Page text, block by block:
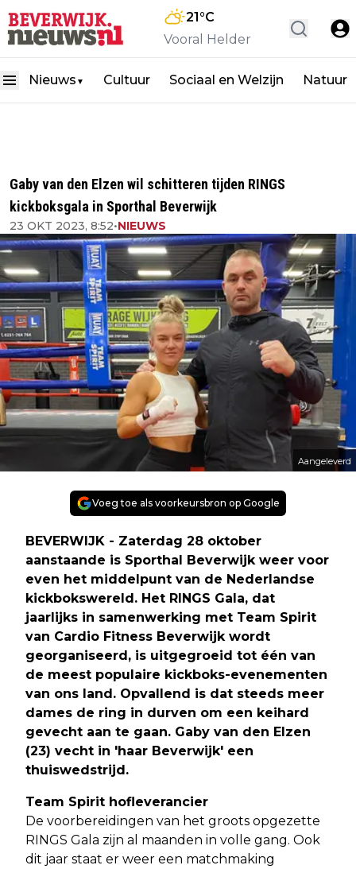
21°C
Vooral Helder
Nieuws ▼ Cultuur Sociaal en Welzijn Natuur
Gaby van den Elzen wil schitteren tijden RINGS
kickboksgala in Sporthal Beverwijk
23 OKT 2023, 8:52•NIEUWS
Aangeleverd
Voeg toe als voorkeursbron op Google
BEVERWIJK - Zaterdag 28 oktober
aanstaande is Sporthal Beverwijk weer voor
even het middelpunt van de Nederlandse
kickbokswereld. Het RINGS Gala, dat
jaarlijks in samenwerking met Team Spirit
van Cardio Fitness Beverwijk wordt
georganiseerd, is uitgegroeid tot één van
de meest populaire kickboks-evenementen
van ons land. Opvallend is dat steeds meer
dames de ring in durven om een keihard
gevecht aan te gaan. Gaby van den Elzen
(23) vecht in 'haar Beverwijk' een
thuiswedstrijd.
Team Spirit hofleverancier
De voorbereidingen van het groots opgezette
RINGS Gala zijn al maanden in volle gang. Ook
dit jaar staat er weer een matchmaking